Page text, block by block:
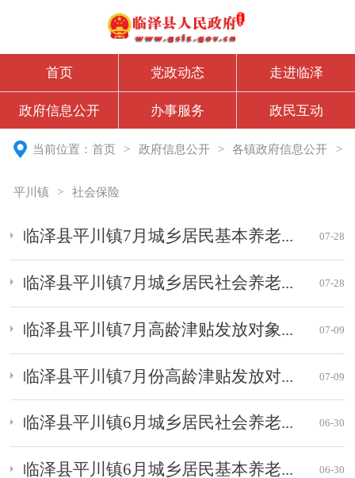
首页 党政动态 走进临泽
政府信息公开 办事服务 政民互动
当前位置：首页 > 政府信息公开 > 各镇政府信息公开 >
平川镇 > 社会保险
临泽县平川镇7月城乡居民基本养老... 07-28
临泽县平川镇7月城乡居民社会养老... 07-28
临泽县平川镇7月高龄津贴发放对象... 07-09
临泽县平川镇7月份高龄津贴发放对... 07-09
临泽县平川镇6月城乡居民社会养老... 06-30
临泽县平川镇6月城乡居民基本养老... 06-30